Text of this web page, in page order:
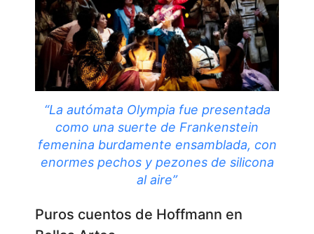
“La autómata Olympia fue presentada
como una suerte de Frankenstein
femenina burdamente ensamblada, con
enormes pechos y pezones de silicona
al aire”
Puros cuentos de Hoffmann en